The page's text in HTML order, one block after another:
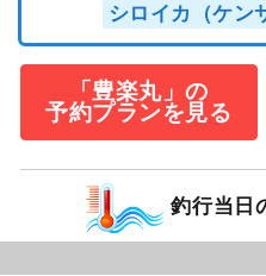
シロイカ（ケン
「豊楽丸」の
予約プランを見る
釣行当日